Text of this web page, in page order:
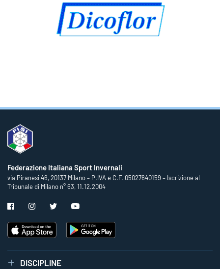
Federazione Italiana Sport Invernali
via Piranesi 46, 20137 Milano – P.IVA e C.F. 05027640159 – Iscrizione al
Tribunale di Milano n° 63, 11.12.2004
DISCIPLINE